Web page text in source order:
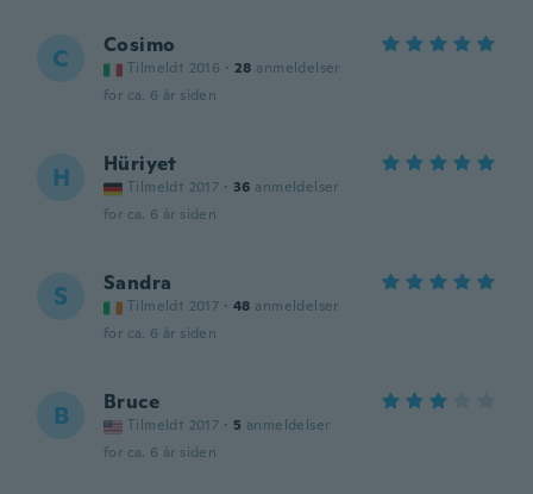
C Cosimo
Tilmeldt 2016 · 28 anmeldelser
for ca. 6 år siden
H Hüriyet
Tilmeldt 2017 · 36 anmeldelser
for ca. 6 år siden
S Sandra
Tilmeldt 2017 · 48 anmeldelser
for ca. 6 år siden
B Bruce
Tilmeldt 2017 · 5 anmeldelser
for ca. 6 år siden